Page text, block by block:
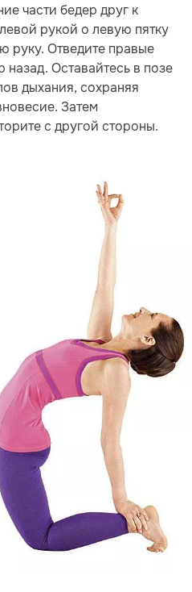
части бедер друг к
рукой о левую пятку
руку. Отведите правые
назад. Оставайтесь в позе
дыхания, сохраняя
Затем
с другой стороны.